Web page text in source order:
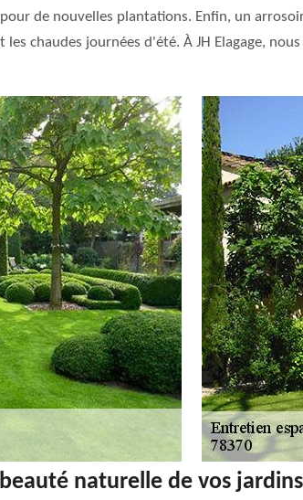
de nouvelles plantations. Enfin, un
chaudes journées d'été. À JH Elagage,
naturelle de vos jardins